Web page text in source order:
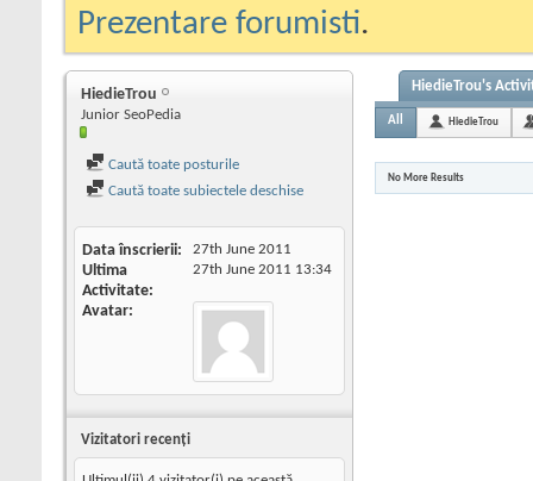
Prezentare forumisti.
HiedieTrou
Junior SeoPedia
Caută toate posturile
Caută toate subiectele deschise
Data înscrierii 27th June 2011
Ultima
Activitate
27th June 2011 13:34
Avatar
Vizitatori recenţi
HiedieTrou's
All HiedieTrou
No More Results